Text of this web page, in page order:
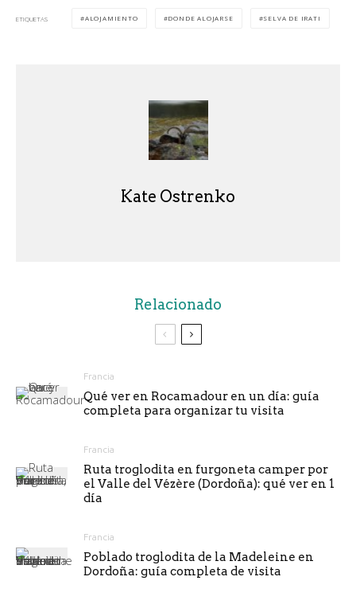
ETIQUETAS ALOJAMIENTO DONDE ALOJARSE SELVA DE IRATI
Kate Ostrenko
Relacionado
Francia
Qué ver en Rocamadour en un día: guía
completa para organizar tu visita
Francia
Ruta troglodita en furgoneta camper por
el Valle del Vézère (Dordoña): qué ver en 1
día
Francia
Poblado troglodita de la Madeleine en
Dordoña: guía completa de visita